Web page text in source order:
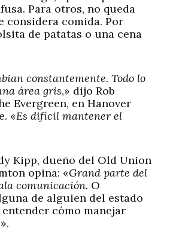
Para otros, no queda
considera comida. Por
de patatas o una cena
constantemente. Todo lo
área gris,» dijo Rob
Evergreen, en Hanover
«Es difícil mantener el
Kipp, dueño del Old Union
opina: «Grand parte del
comunicación. O
de alguien del estado
cómo manejar